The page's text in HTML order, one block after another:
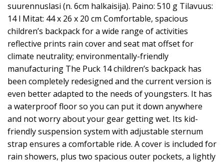
suurennuslasi (n. 6cm halkaisija). Paino: 510 g Tilavuus:
14 l Mitat: 44 x 26 x 20 cm Comfortable, spacious
children’s backpack for a wide range of activities
reflective prints rain cover and seat mat offset for
climate neutrality; environmentally-friendly
manufacturing The Puck 14 children’s backpack has
been completely redesigned and the current version is
even better adapted to the needs of youngsters. It has
a waterproof floor so you can put it down anywhere
and not worry about your gear getting wet. Its kid-
friendly suspension system with adjustable sternum
strap ensures a comfortable ride. A cover is included for
rain showers, plus two spacious outer pockets, a lightly